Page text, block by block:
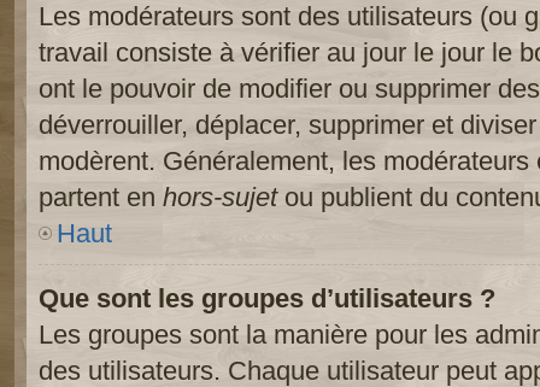
Les modérateurs sont des utilisateurs (ou
travail consiste à vérifier au jour le jour le
ont le pouvoir de modifier ou supprimer
déverrouiller, déplacer, supprimer et
modèrent. Généralement, les
partent en hors-sujetou publient du
Haut
Que sont les groupes d’utilisateurs ?
Les groupes sont la manière pour les
des utilisateurs. Chaque utilisateur peut